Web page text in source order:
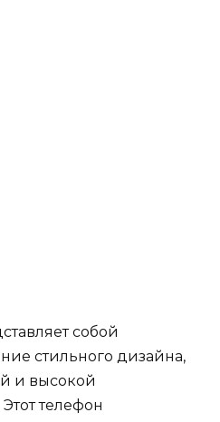
собой
стильного дизайна,
и высокой
телефон